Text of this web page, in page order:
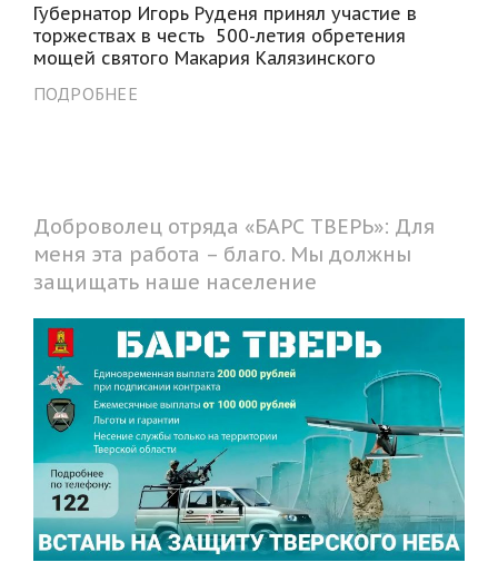
Губернатор Игорь Руденя принял участие в
торжествах в честь 500-летия обретения
мощей святого Макария Калязинского
ПОДРОБНЕЕ
Доброволец отряда «БАРС ТВЕРЬ»: Для
меня эта работа – благо. Мы должны
защищать наше население